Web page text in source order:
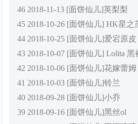
46 2018-11-13 [面饼仙儿]英梨梨
45 2018-10-26 [面饼仙儿] HK星之
44 2018-10-25 [面饼仙儿]爱宕原皮
43 2018-10-07 [面饼仙儿] Lolita 黑
42 2018-10-06 [面饼仙儿]花嫁蕾姆
41 2018-10-03 [面饼仙儿]铃兰
40 2018-09-28 [面饼仙儿]小乔
39 2018-09-16 [面饼仙儿]黑丝ol